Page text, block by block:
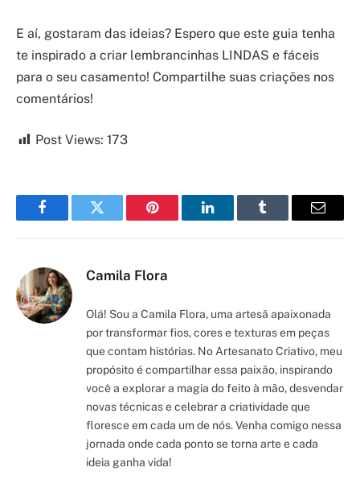
E aí, gostaram das ideias? Espero que este guia tenha
te inspirado a criar lembrancinhas LINDAS e fáceis
para o seu casamento! Compartilhe suas criações nos
comentários!
Post Views: 173
FacebookTwitter Pinterest LinkedInTumblr Email
Camila Flora
Olá! Sou a Camila Flora, uma artesã apaixonada
por transformar fios, cores e texturas em peças
que contam histórias. No Artesanato Criativo, meu
propósito é compartilhar essa paixão, inspirando
você a explorar a magia do feito à mão, desvendar
novas técnicas e celebrar a criatividade que
floresce em cada um de nós. Venha comigo nessa
jornada onde cada ponto se torna arte e cada
ideia ganha vida!